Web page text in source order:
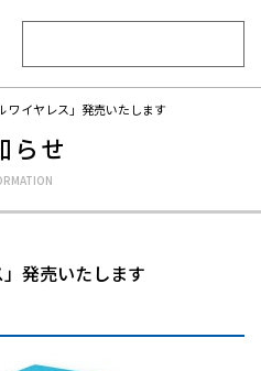
ワイヤレス」発売いたします
らせ
」発売いたします